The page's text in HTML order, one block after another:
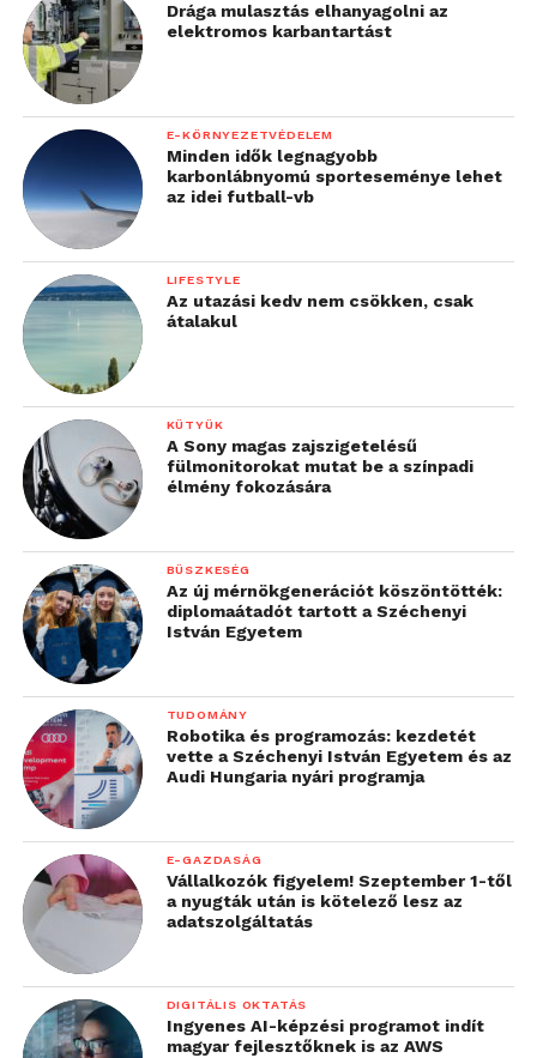
Drága mulasztás elhanyagolni az
elektromos karbantartást
E-KÖRNYEZETVÉDELEM
Minden idők legnagyobb
karbonlábnyomú sporteseménye lehet
az idei futball-vb
LIFESTYLE
Az utazási kedv nem csökken, csak
átalakul
KÜTYÜK
A Sony magas zajszigetelésű
fülmonitorokat mutat be a színpadi
élmény fokozására
BÜSZKESÉG
Az új mérnökgenerációt köszöntötték:
diplomaátadót tartott a Széchenyi
István Egyetem
TUDOMÁNY
Robotika és programozás: kezdetét
vette a Széchenyi István Egyetem és az
Audi Hungaria nyári programja
E-GAZDASÁG
Vállalkozók figyelem! Szeptember 1-től
a nyugták után is kötelező lesz az
adatszolgáltatás
DIGITÁLIS OKTATÁS
Ingyenes AI-képzési programot indít
magyar fejlesztőknek is az AWS